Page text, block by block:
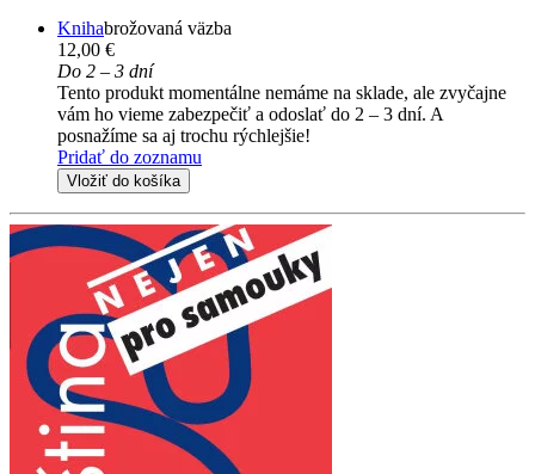
Knihabrožovaná väzba
12,00 €
Do 2 – 3 dní
Tento produkt momentálne nemáme na sklade, ale zvyčajne
vám ho vieme zabezpečiť a odoslať do 2 – 3 dní. A
posnažíme sa aj trochu rýchlejšie!
Pridať do zoznamu
Vložiť do košíka